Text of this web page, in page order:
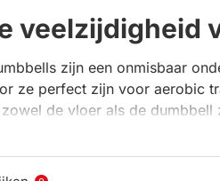
veelzijdigheid
zijn een onmisbaar
ze perfect zijn voor aerobic
de vloer als de